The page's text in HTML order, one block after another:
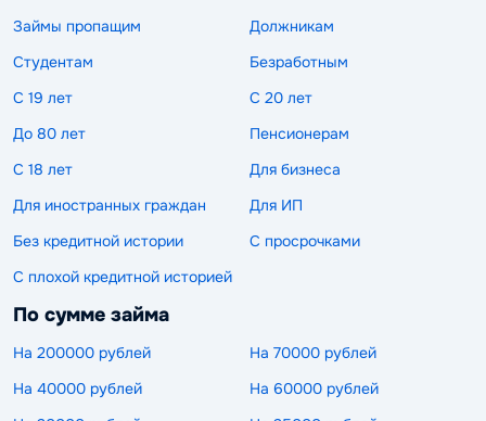
Займы пропащим
Должникам
Студентам
Безработным
С 19 лет
С 20 лет
До 80 лет
Пенсионерам
С 18 лет
Для бизнеса
Для иностранных граждан
Для ИП
Без кредитной истории
С просрочками
С плохой кредитной историей
По сумме займа
На 200000 рублей
На 70000 рублей
На 40000 рублей
На 60000 рублей